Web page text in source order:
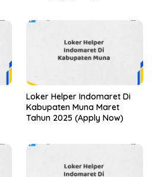
Loker Helper Indomaret Di
Kabupaten Muna Maret
Tahun 2025 (Apply Now)